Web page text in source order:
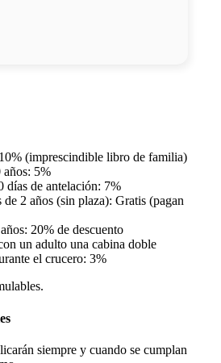
(imprescindible libro de familia)
años: 5%
días de antelación: 7%
de 2 años (sin plaza): Gratis (pagan
20% de descuento
un adulto una cabina doble
el crucero: 3%
siempre y cuando se cumplan